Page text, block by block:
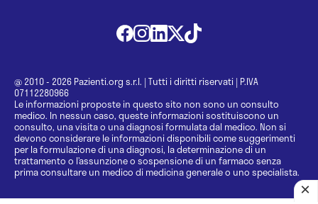
@ 2010 - 2026 Pazienti.org s.r.l. | Tutti i diritti riservati | P.IVA
07112280966
Le informazioni proposte in questo sito non sono un consulto
medico. In nessun caso, queste informazioni sostituiscono un
consulto, una visita o una diagnosi formulata dal medico. Non si
devono considerare le informazioni disponibili come suggerimenti
per la formulazione di una diagnosi, la determinazione di un
trattamento o l’assunzione o sospensione di un farmaco senza
prima consultare un medico di medicina generale o uno specialista.